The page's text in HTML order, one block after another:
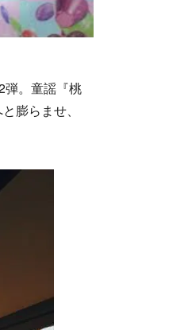
弾。童謡『桃
膨らませ、